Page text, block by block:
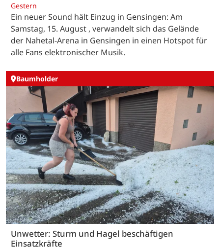
Gestern
Ein neuer Sound hält Einzug in Gensingen: Am
Samstag, 15. August , verwandelt sich das Gelände
der Nahetal-Arena in Gensingen in einen Hotspot für
alle Fans elektronischer Musik.
Baumholder
Unwetter: Sturm und Hagel beschäftigen
Einsatzkräfte